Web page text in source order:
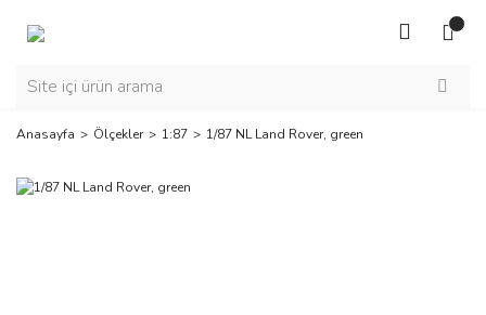
Anasayfa Ölçekler 1:87 1/87 NL Land Rover, green